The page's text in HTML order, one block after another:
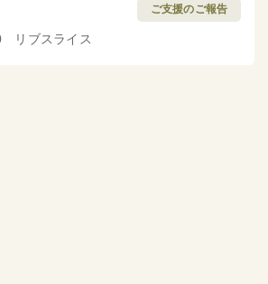
ご支援のご報告
リブスライス